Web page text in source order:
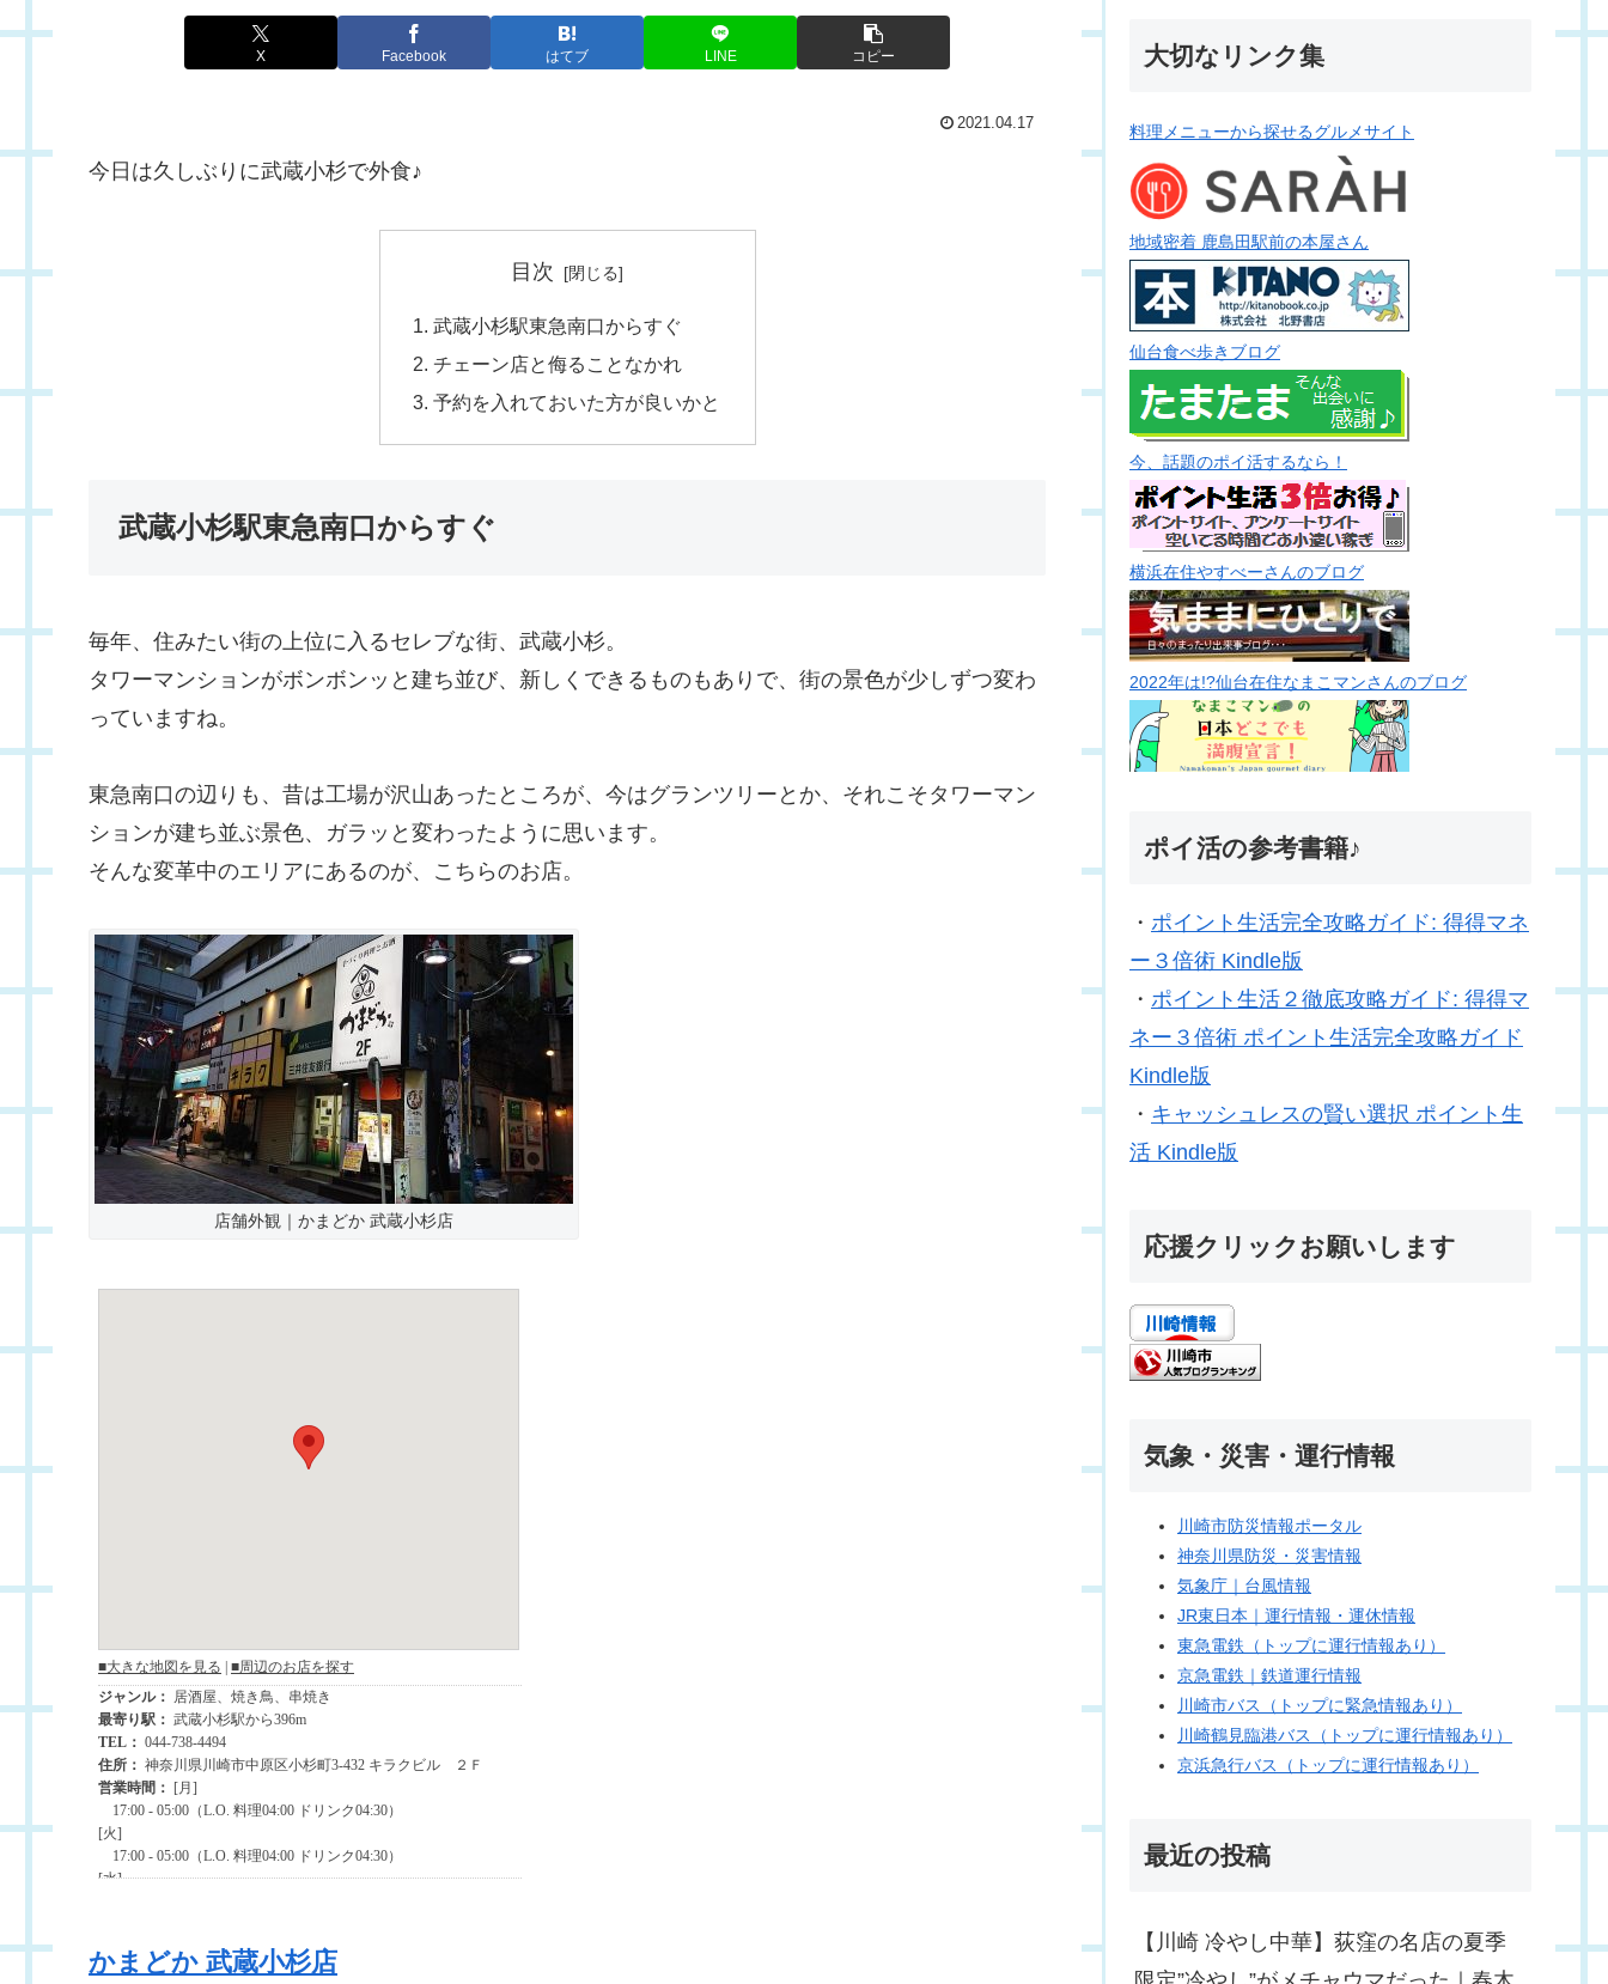
X Facebook はてブ LINE コピー
2021.04.17
今日は久しぶりに武蔵小杉で外食♪
目次
武蔵小杉駅東急南口からすぐ
チェーン店と侮ることなかれ
予約を入れておいた方が良いかと
武蔵小杉駅東急南口からすぐ
毎年、住みたい街の上位に入るセレブな街、武蔵小杉。
タワーマンションがボンボンッと建ち並び、新しくできるものもありで、街の景色が少しずつ変わ
っていますね。
東急南口の辺りも、昔は工場が沢山あったところが、今はグランツリーとか、それこそタワーマン
ションが建ち並ぶ景色、ガラッと変わったように思います。
そんな変革中のエリアにあるのが、こちらのお店。
店舗外観｜かまどか 武蔵小杉店
かまどか 武蔵小杉店
大切なリンク集
料理メニューから探せるグルメサイト
地域密着 鹿島田駅前の本屋さん
仙台食べ歩きブログ
今、話題のポイ活するなら！
横浜在住やすべーさんのブログ
2022年は!?仙台在住なまこマンさんのブログ
ポイ活の参考書籍♪
・ ポイント生活完全攻略ガイド: 得得マネ
ー３倍術 Kindle版
・ ポイント生活２徹底攻略ガイド: 得得マ
ネー３倍術 ポイント生活完全攻略ガイド
Kindle版
・ キャッシュレスの賢い選択 ポイント生
活 Kindle版
応援クリックお願いします
気象・災害・運行情報
川崎市防災情報ポータル
神奈川県防災・災害情報
気象庁｜台風情報
JR東日本｜運行情報・運休情報
東急電鉄（トップに運行情報あり）
京急電鉄｜鉄道運行情報
川崎市バス（トップに緊急情報あり）
川崎鶴見臨港バス（トップに運行情報あり）
京浜急行バス（トップに運行情報あり）
最近の投稿
【川崎 冷やし中華】荻窪の名店の夏季